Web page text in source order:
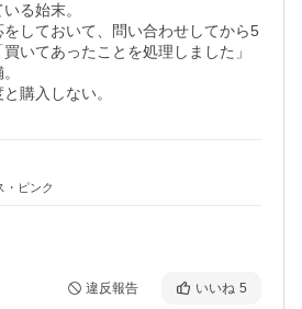
る始末。
しておいて、問い合わせしてから5
いてあったことを処理しました」
・ピンク
違反報告 いいね 5